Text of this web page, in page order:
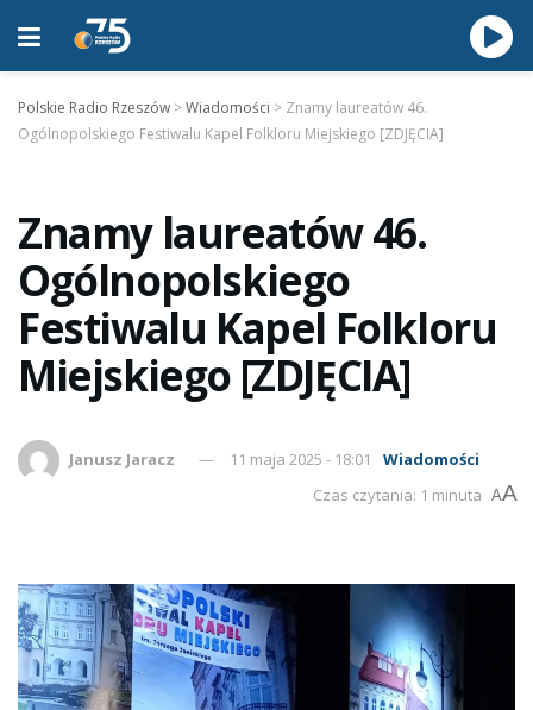
Polskie Radio Rzeszów >Wiadomości > Znamy laureatów 46.
Ogólnopolskiego Festiwalu Kapel Folkloru Miejskiego [ZDJĘCIA]
Znamy laureatów 46.
Ogólnopolskiego
Festiwalu Kapel Folkloru
Miejskiego [ZDJĘCIA]
Janusz Jaracz 11 maja 2025 - 18:01
Wiadomości
Czas czytania: 1 minuta AA